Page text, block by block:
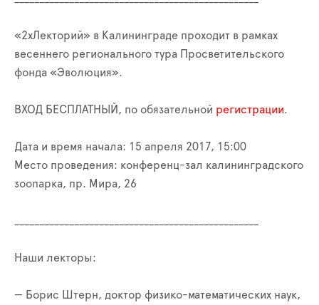
«2хЛекторий» в Калининграде проходит в рамках
весеннего регионального тура Просветительского
фонда «Эволюция».
ВХОД БЕСПЛАТНЫЙ, по обязательной регистрации.
Дата и время начала: 15 апреля 2017, 15:00
Место проведения: конференц-зал калининградского
зоопарка, пр. Мира, 26
Наши лекторы:
— Борис Штерн, доктор физико-математических наук,